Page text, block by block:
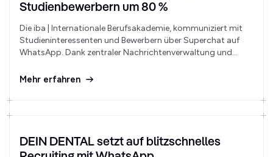
Studienbewerbern um 80 %
Die iba | Internationale Berufsakademie, kommuniziert mit
Studieninteressenten und Bewerbern über Superchat auf
WhatsApp. Dank zentraler Nachrichtenverwaltung und
auf die Beratung und antworten 80% schneller.
Mehr erfahren
DEIN DENTAL setzt auf blitzschnelles